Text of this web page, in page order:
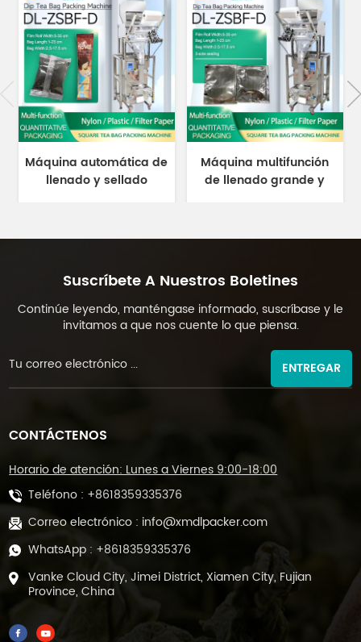
Máquina automática de
llenado y sellado
Máquina multifunción
de llenado grande y
Suscríbete A Nuestros Boletines
Continúe leyendo, manténgase informado, suscríbase y le
invitamos a que nos cuente lo que piensa.
ENTREGAR
CONTÁCTENOS
Horario de atención: Lunes a Viernes 9:00-18:00
Teléfono : +8618359335376
Correo electrónico : info@xmdlpacker.com
WhatsApp : +8618359335376
Vanke Cloud City, Jimei District, Xiamen City, Fujian
Province, China